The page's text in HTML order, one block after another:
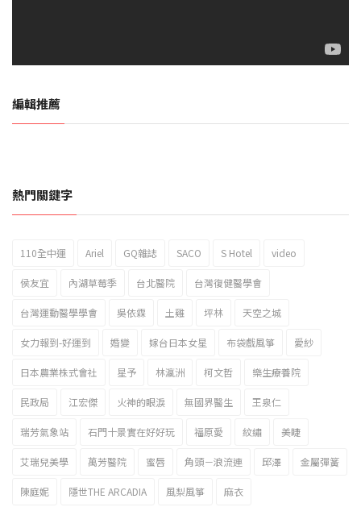
編輯推薦
2023新北市北海岸國際風箏節「風在石起」霸氣回歸
熱門關鍵字
110全中運 Ariel GQ雜誌 SACO S Hotel video
侯友宜 內湖草莓季 台北醫院 台灣復健醫學會
台灣運動醫學學會 吳依霖 土雞 坪林 天空之城
女力報到-好運到 婚變 嫁台日本女星 布袋戲風箏 愛紗
日本農業株式會社 星予 林瀛洲 柯文哲 樂生療養院
民政局 江宏傑 火神的眼淚 無國界醫生 王泉仁
瑞芳氣象站 石門十景實在好好玩 福原愛 紋繡 美睫
艾瑞兒美學 萬芳醫院 蜜唇 角頭－浪流連 邱澤 金屬彈簧
陳庭妮 隱世THE ARCADIA 風梨風箏 麻衣